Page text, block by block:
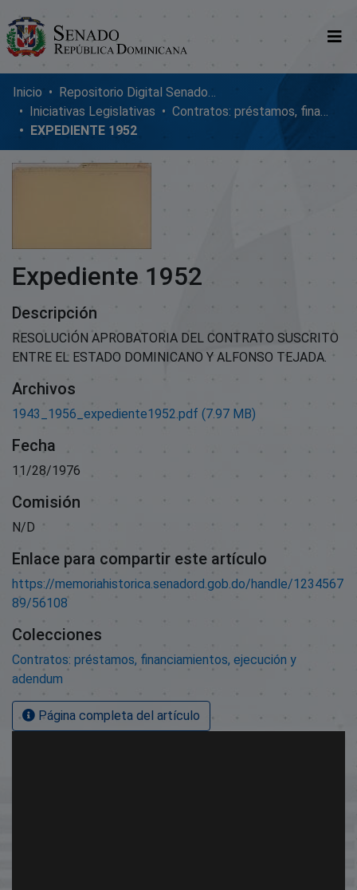
Comunidades
Glosario
Nosotros
Inicio
Repositorio Digital SenadoRD
Iniciativas Legislativas
Contratos: préstamos, financiamientos, ejecución y adendum
EXPEDIENTE 1952
Expediente 1952
Descripción
RESOLUCIÓN APROBATORIA DEL CONTRATO SUSCRITO
ENTRE EL ESTADO DOMINICANO Y ALFONSO TEJADA.
Archivos
1943_1956_expediente1952.pdf (7.97 MB)
Fecha
11/28/1976
Comisión
N/D
Enlace para compartir este artículo
https://memoriahistorica.senadord.gob.do/handle/1234567
89/56108
Colecciones
Contratos: préstamos, financiamientos, ejecución y
adendum
Página completa del artículo